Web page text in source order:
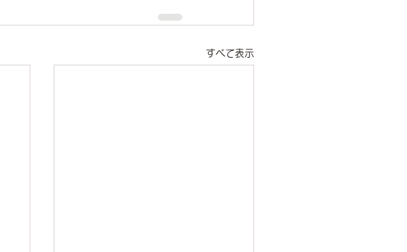
すべて表示